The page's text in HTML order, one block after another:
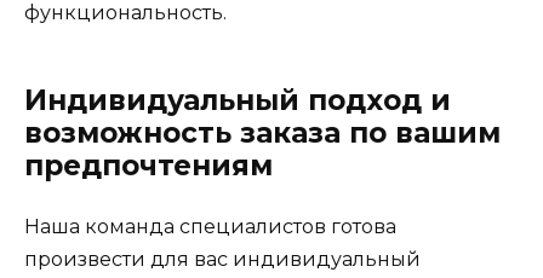
функциональность.
Индивидуальный подход и
возможность заказа по вашим
предпочтениям
Наша команда специалистов готова
произвести для вас индивидуальный